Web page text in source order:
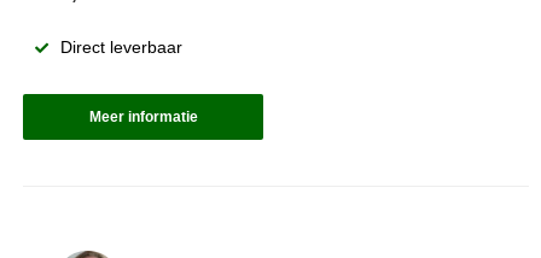
Direct leverbaar
Meer informatie